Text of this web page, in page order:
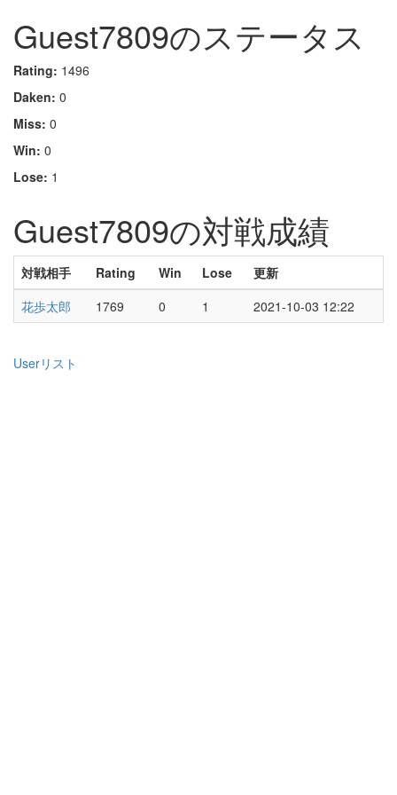
Guest7809のステータス
Rating: 1496
Daken: 0
Miss: 0
Win: 0
Lose: 1
Guest7809の対戦成績
対戦相手 Rating Win Lose
更新
花歩太郎
1769 0 1 2021-10-03 12:22
Userリスト